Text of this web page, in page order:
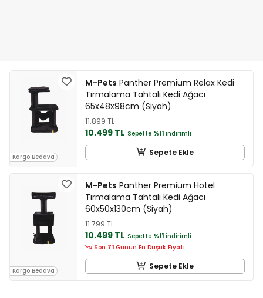
Kargo Bedava
M-Pets Panther Premium Relax Kedi
Tırmalama Tahtalı Kedi Ağacı
65x48x98cm (Siyah)
11.899 TL
10.499 TL Sepette %11 indirimli
Sepete Ekle
Kargo Bedava
M-Pets Panther Premium Hotel
Tırmalama Tahtalı Kedi Ağacı
60x50x130cm (Siyah)
11.799 TL
10.499 TL Sepette %11 indirimli
Son 71 Günün En Düşük Fiyatı
Sepete Ekle